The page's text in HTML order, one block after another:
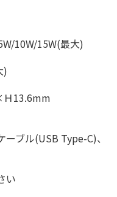
10W/15W(最大)
)
13.6mm
ブル(USB Type-C)、
い